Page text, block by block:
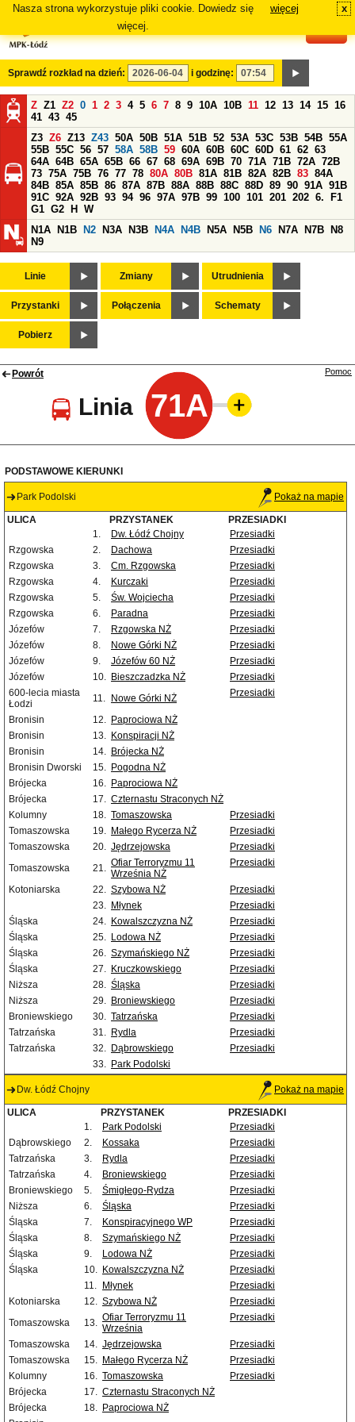
Nasza strona wykorzystuje pliki cookie. Dowiedz się
więcej.
więcej x
Sprawdź rozkład na dzień: i godzinę:
Z Z1 Z2 0 1 2 3 4 5 6 7 8 9 10A 10B 11 12 13 14 15 16
41 43 45
Z3 Z6 Z13 Z43 50A 50B 51A 51B 52 53A 53C 53B 54B 55A
55B 55C 56 57 58A 58B 59 60A 60B 60C 60D 61 62 63
64A 64B 65A 65B 66 67 68 69A 69B 70 71A 71B 72A 72B
73 75A 75B 76 77 78 80A 80B 81A 81B 82A 82B 83 84A
84B 85A 85B 86 87A 87B 88A 88B 88C 88D 89 90 91A 91B
91C 92A 92B 93 94 96 97A 97B 99 100 101 201 202 6.
F1
G1 G2 H
W
N1A
N1B N2 N3A N3B N4A N4B N5A N5B N6 N7A N7B
N8
N9
Linie Zmiany Utrudnienia
Przystanki Połączenia Schematy
Pobierz
Powrót
Linia 71A
Pomoc
PODSTAWOWE KIERUNKI
Park Podolski Pokaż na mapie
ULICA PRZYSTANEK
PRZESIADKI
1.
Dw. Łódź Chojny
Przesiadki
Rzgowska
2. Dachowa
Przesiadki
Rzgowska
3. Cm. Rzgowska
Przesiadki
Rzgowska
4. Kurczaki
Przesiadki
Rzgowska
5. Św. Wojciecha
Przesiadki
Rzgowska
6. Paradna
Przesiadki
Józefów
7. Rzgowska NŻ
Przesiadki
Józefów
8. Nowe Górki NŻ
Przesiadki
Józefów
9. Józefów 60 NŻ
Przesiadki
Józefów
10. Bieszczadzka NŻ
Przesiadki
600-lecia miasta
Łodzi
11. Nowe Górki NŻ Przesiadki
Bronisin 12. Paprociowa NŻ
Bronisin
13. Konspiracji NŻ
Bronisin
14. Brójecka NŻ
Bronisin Dworski
15. Pogodna NŻ
Brójecka
16. Paprociowa NŻ
Brójecka
17. Czternastu Straconych NŻ
Kolumny
18. Tomaszowska
Przesiadki
Tomaszowska
19. Małego Rycerza NŻ
Przesiadki
Tomaszowska
20. Jędrzejowska
Przesiadki
Tomaszowska
21. Ofiar Terroryzmu 11
Września NŻ
Przesiadki
Kotoniarska 22. Szybowa NŻ
Przesiadki
23. Młynek
Przesiadki
Śląska
24. Kowalszczyzna NŻ
Przesiadki
Śląska
25. Lodowa NŻ
Przesiadki
Śląska
26. Szymańskiego NŻ
Przesiadki
Śląska
27. Kruczkowskiego
Przesiadki
Niższa
28. Śląska
Przesiadki
Niższa
29. Broniewskiego
Przesiadki
Broniewskiego
30. Tatrzańska
Przesiadki
Tatrzańska
31. Rydla
Przesiadki
Tatrzańska
32. Dąbrowskiego
Przesiadki
33. Park Podolski
Dw. Łódź Chojny Pokaż na mapie
ULICA PRZYSTANEK
PRZESIADKI
1.
Park Podolski
Przesiadki
Dąbrowskiego
2. Kossaka
Przesiadki
Tatrzańska
3. Rydla
Przesiadki
Tatrzańska
4. Broniewskiego
Przesiadki
Broniewskiego
5. Śmigłego-Rydza
Przesiadki
Niższa
6. Śląska
Przesiadki
Śląska
7. Konspiracyjnego WP
Przesiadki
Śląska
8. Szymańskiego NŻ
Przesiadki
Śląska
9. Lodowa NŻ
Przesiadki
Śląska
10. Kowalszczyzna NŻ
Przesiadki
11.
Młynek
Przesiadki
Kotoniarska
12. Szybowa NŻ
Przesiadki
Tomaszowska
13. Ofiar Terroryzmu 11
Września
Przesiadki
Tomaszowska 14. Jędrzejowska
Przesiadki
Tomaszowska
15. Małego Rycerza NŻ
Przesiadki
Kolumny
16. Tomaszowska
Przesiadki
Brójecka
17. Czternastu Straconych NŻ
Brójecka
18. Paprociowa NŻ